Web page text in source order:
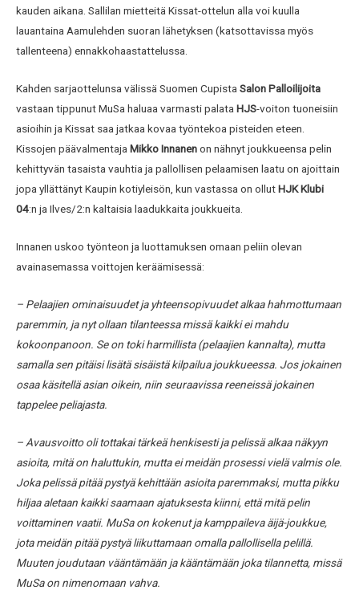
kauden aikana. Sallilan mietteitä Kissat-ottelun alla voi kuulla
lauantaina Aamulehden suoran lähetyksen (katsottavissa myös
tallenteena) ennakkohaastattelussa.
Kahden sarjaottelunsa välissä Suomen Cupista Salon Palloilijoita
vastaan tippunut MuSa haluaa varmasti palata HJS-voiton tuoneisiin
asioihin ja Kissat saa jatkaa kovaa työntekoa pisteiden eteen.
Kissojen päävalmentaja Mikko Innanenon nähnyt joukkueensa pelin
kehittyvän tasaista vauhtia ja pallollisen pelaamisen laatu on ajoittain
jopa yllättänyt Kaupin kotiyleisön, kun vastassa on ollutHJK Klubi
04:n ja Ilves/2:n kaltaisia laadukkaita joukkueita.
Innanen uskoo työnteon ja luottamuksen omaan peliin olevan
avainasemassa voittojen keräämisessä:
– Pelaajien ominaisuudet ja yhteensopivuudet alkaa hahmottumaan
paremmin, ja nyt ollaan tilanteessa missä kaikki ei mahdu
kokoonpanoon. Se on toki harmillista (pelaajien kannalta), mutta
samalla sen pitäisi lisätä sisäistä kilpailua joukkueessa. Jos jokainen
osaa käsitellä asian oikein, niin seuraavissa reeneissä jokainen
tappelee peliajasta.
– Avausvoitto oli tottakai tärkeä henkisesti ja pelissä alkaa näkyyn
asioita, mitä on haluttukin, mutta ei meidän prosessi vielä valmis ole.
Joka pelissä pitää pystyä kehittään asioita paremmaksi, mutta pikku
hiljaa aletaan kaikki saamaan ajatuksesta kiinni, että mitä pelin
voittaminen vaatii. MuSa on kokenut ja kamppaileva äijä-joukkue,
jota meidän pitää pystyä liikuttamaan omalla pallollisella pelillä.
Muuten joudutaan vääntämään ja kääntämään joka tilannetta, missä
MuSa on nimenomaan vahva.